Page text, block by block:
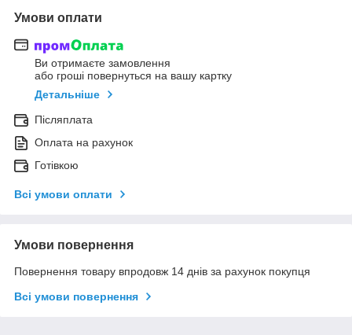
Умови оплати
Ви отримаєте замовлення
або гроші повернуться на вашу картку
Детальніше
Післяплата
Оплата на рахунок
Готівкою
Всі умови оплати
Умови повернення
Повернення товару впродовж 14 днів за рахунок покупця
Всі умови повернення